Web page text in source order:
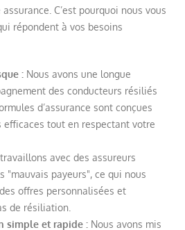
C’est pourquoi nous vous
répondent à vos besoins
: Nous avons une longue
des conducteurs résiliés
d’assurance sont conçues
tout en respectant votre
avec des assureurs
"mauvais payeurs", ce qui nous
offres personnalisées et
de résiliation.
simple et rapide : Nous avons mis